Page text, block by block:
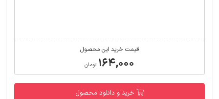
قیمت خرید این محصول
۱۶۴,۰۰۰ تومان
خرید و دانلود محصول